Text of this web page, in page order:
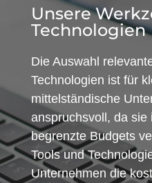
Unsere
Technologien
Die Auswahl
Technologien ist für
mittelständische
anspruchsvoll, da
begrenzte Budgets
Tools und
Unternehmen die